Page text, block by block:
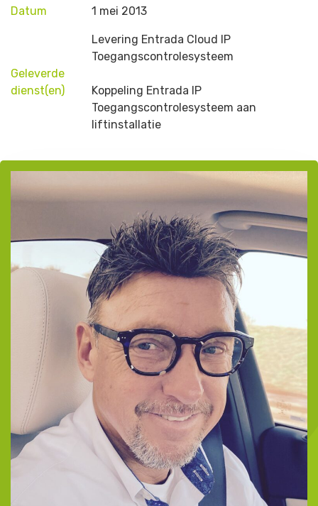
Datum 1 mei 2013
Geleverde
dienst(en)
Levering Entrada Cloud IP
Toegangscontrolesysteem
Koppeling Entrada IP
Toegangscontrolesysteem aan
liftinstallatie